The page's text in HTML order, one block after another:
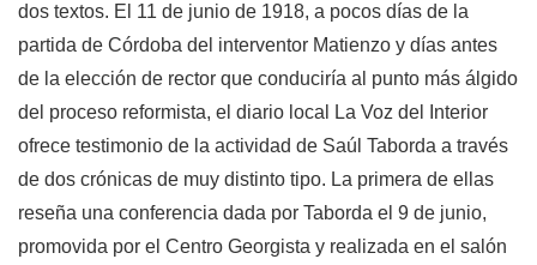
dos textos. El 11 de junio de 1918, a pocos días de la
partida de Córdoba del interventor Matienzo y días antes
de la elección de rector que conduciría al punto más álgido
del proceso reformista, el diario local La Voz del Interior
ofrece testimonio de la actividad de Saúl Taborda a través
de dos crónicas de muy distinto tipo. La primera de ellas
reseña una conferencia dada por Taborda el 9 de junio,
promovida por el Centro Georgista y realizada en el salón